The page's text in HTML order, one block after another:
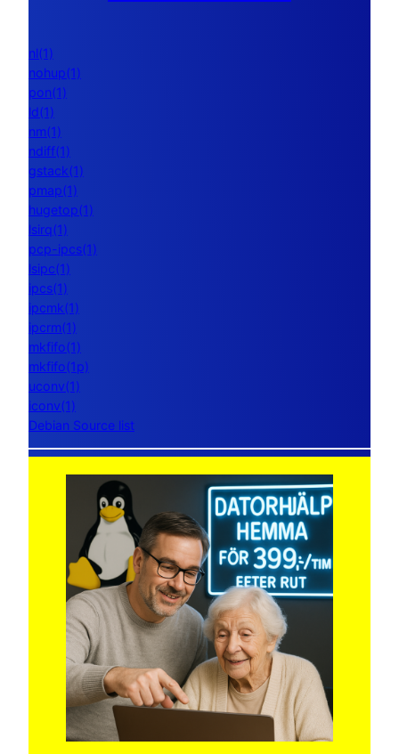
nl(1)
nohup(1)
pon(1)
ld(1)
nm(1)
ndiff(1)
gstack(1)
pmap(1)
hugetop(1)
lsirq(1)
pcp-ipcs(1)
lsipc(1)
ipcs(1)
ipcmk(1)
ipcrm(1)
mkfifo(1)
mkfifo(1p)
uconv(1)
iconv(1)
Debian Source list